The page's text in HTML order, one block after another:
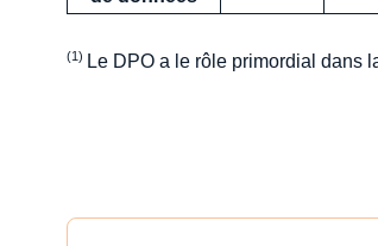
Le DPO a le rôle primordial dans